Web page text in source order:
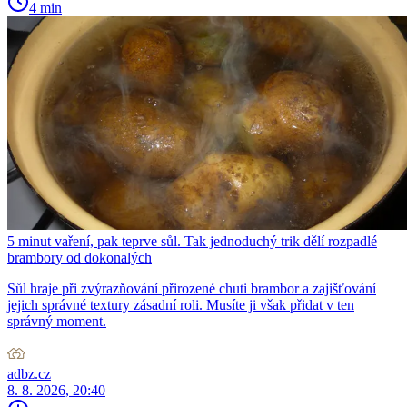
4 min
5 minut vaření, pak teprve sůl. Tak jednoduchý trik dělí rozpadlé
brambory od dokonalých
Sůl hraje při zvýrazňování přirozené chuti brambor a zajišťování
jejich správné textury zásadní roli. Musíte ji však přidat v ten
správný moment.
adbz.cz
8. 8. 2026, 20:40